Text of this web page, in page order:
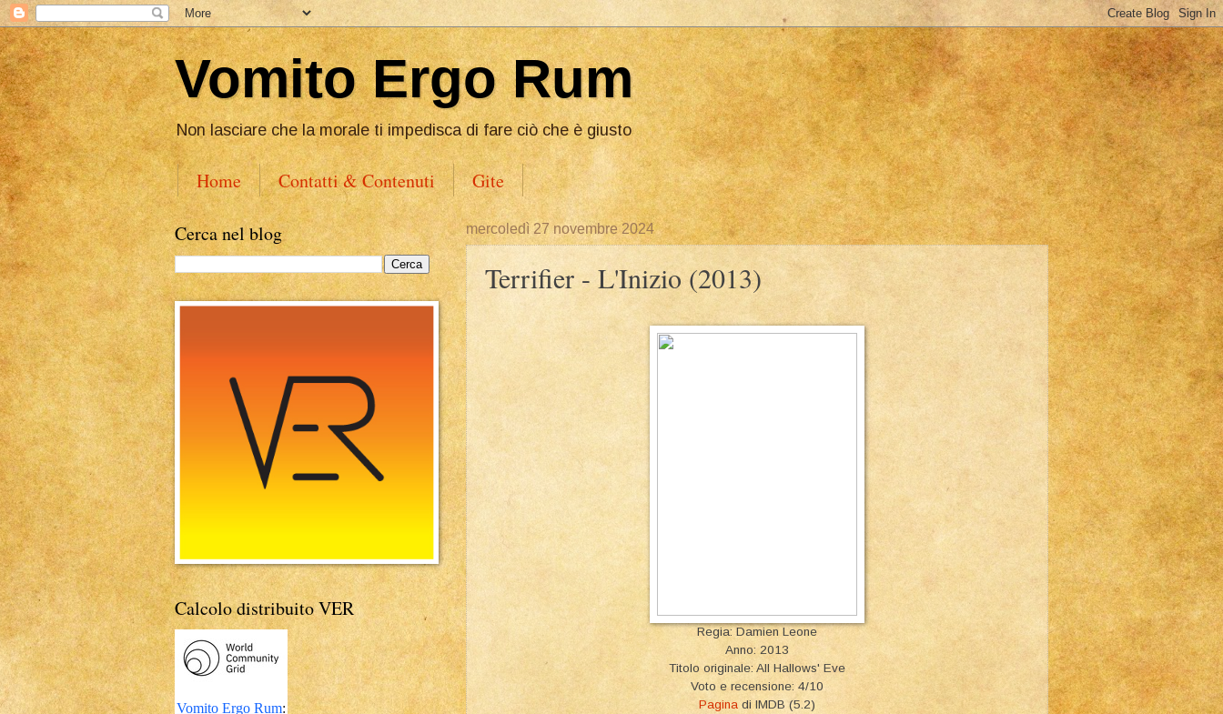
Vomito Ergo Rum
Non lasciare che la morale ti impedisca di fare ciò che è giusto
Home Contatti & Contenuti Gite
mercoledì 27 novembre 2024
Terrifier - L'Inizio (2013)
Regia: Damien Leone
Anno: 2013
Titolo originale: All Hallows' Eve
Voto e recensione: 4/10
Pagina di IMDB (5.2)
Cerca nel blog
Calcolo distribuito VER